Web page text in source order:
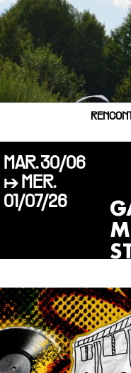
MAR. 30/06
↦ MER.
01/07/26